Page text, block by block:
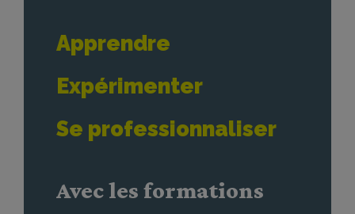
Apprendre
Expérimenter
Se professionnaliser
Avec les formations